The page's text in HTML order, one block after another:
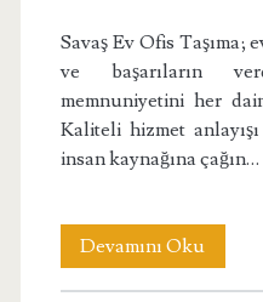
nakliyat
Savaş Ev Ofis Taşıma;
ve başarıların
memnuniyetini her
Kaliteli hizmet
insan kaynağına çağın…
Devamını Oku